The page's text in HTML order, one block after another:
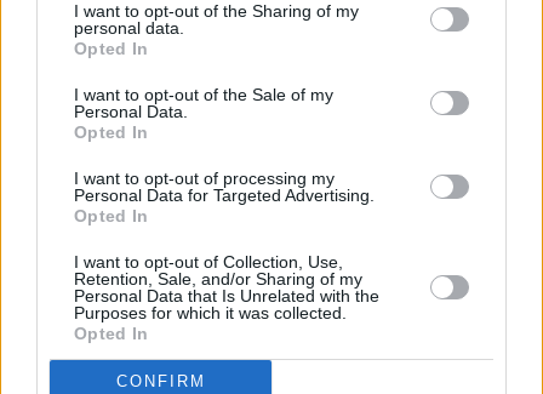
I want to opt-out of the Sharing of my
personal data.
Opted In
I want to opt-out of the Sale of my
Personal Data.
Opted In
I want to opt-out of processing my
Personal Data for Targeted Advertising.
Opted In
I want to opt-out of Collection, Use,
Retention, Sale, and/or Sharing of my
Personal Data that Is Unrelated with the
Purposes for which it was collected.
Opted In
CONFIRM